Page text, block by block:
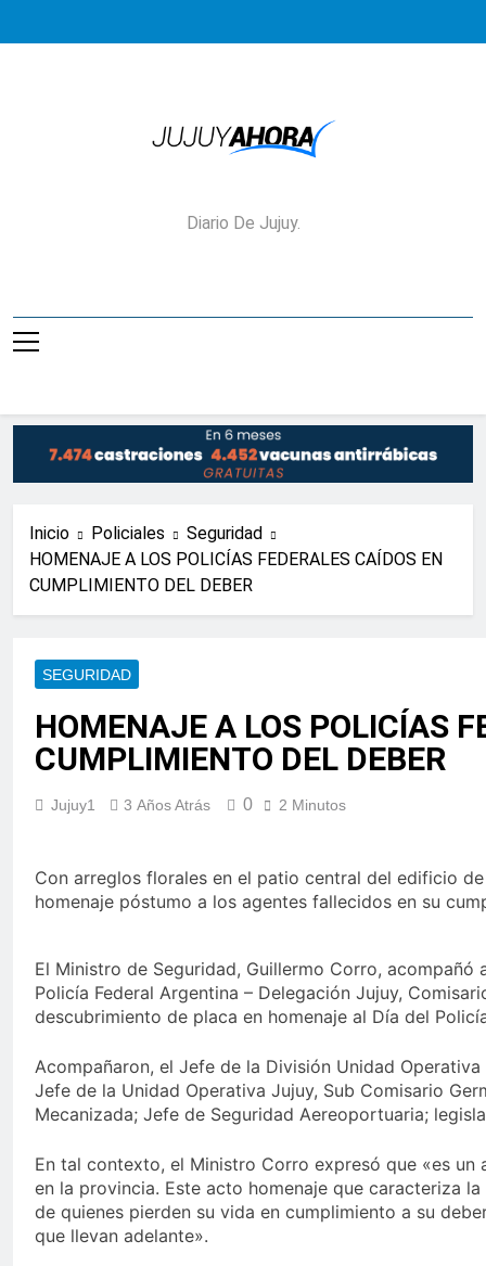
Jujuy Ahora!
Diario De Jujuy.
Inicio Policiales
Seguridad
HOMENAJE A LOS POLICÍAS FEDERALES CAÍDOS EN
CUMPLIMIENTO DEL DEBER
SEGURIDAD
HOMENAJE A LOS POLICÍAS
CUMPLIMIENTO DEL DEBER
Jujuy1 3 Años Atrás 0 2 Minutos
Con arreglos florales en el patio central del edificio
homenaje póstumo a los agentes fallecidos en su
El Ministro de Seguridad, Guillermo Corro,
Policía Federal Argentina – Delegación Jujuy,
descubrimiento de placa en homenaje al Día del
Acompañaron, el Jefe de la División Unidad
Jefe de la Unidad Operativa Jujuy, Sub Comisario
Mecanizada; Jefe de Seguridad Aereoportuaria;
En tal contexto, el Ministro Corro expresó que «es
en la provincia. Este acto homenaje que caracteriza
de quienes pierden su vida en cumplimiento a su
que llevan adelante».